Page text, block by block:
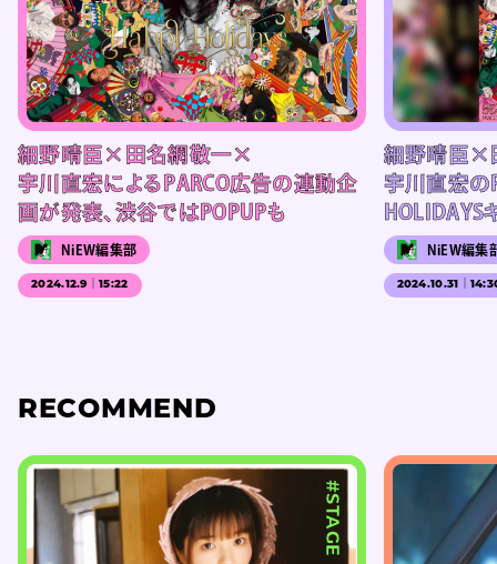
細野晴臣×田名網敬一×
宇川直宏によるPARCO広告の連動企
画が発表、渋谷ではPOPUPも
NiEW編集部
2024.12.9｜15:22
細野晴臣×
宇川直宏の
HOLIDAYS
NiEW編集
2024.10.31｜
RECOMMEND
#STAGE